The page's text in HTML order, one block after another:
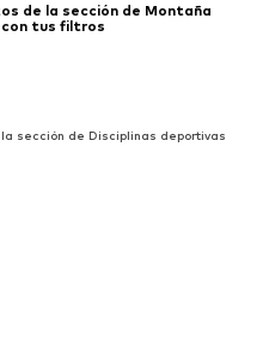
de la sección de Montaña
con tus filtros
sección de Disciplinas deportivas